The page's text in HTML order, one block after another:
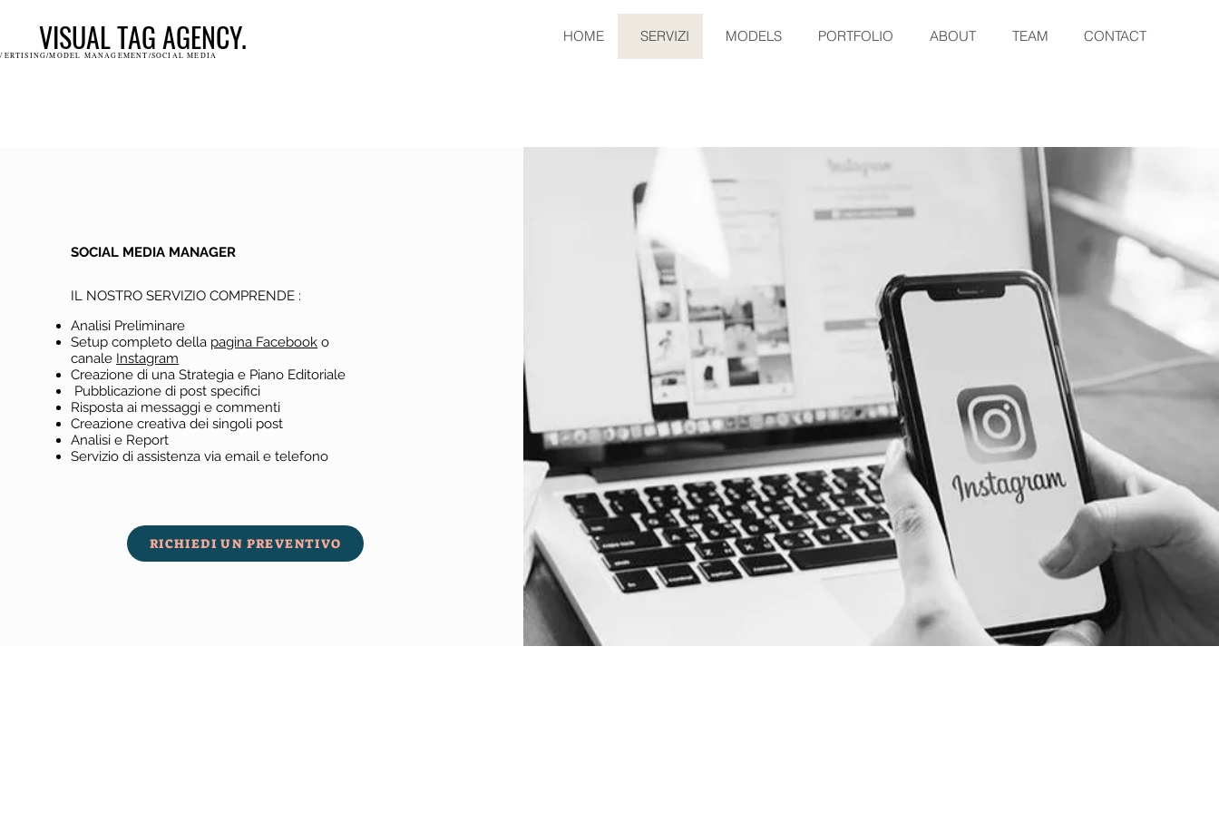
VISUAL TAG AGENCY. HOME SERVIZI MODELS PORTFOLIO ABOUT TEAM CONTACT
MODEL MANAGEMENT/SOCIAL MEDIA
SOCIAL MEDIA MANAGER
IL NOSTRO SERVIZIO COMPRENDE :
Analisi Preliminare
Setup completo della pagina Facebook o
canale Instagram
Creazione di una Strategia e Piano Editoriale
Pubblicazione di post specifici
Risposta ai messaggi e commenti
Creazione creativa dei singoli post
Analisi e Report
Servizio di assistenza via email e telefono
RICHIEDI UN PREVENTIVO